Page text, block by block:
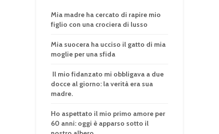
Mia madre ha cercato di rapire mio
figlio con una crociera di lusso
Mia suocera ha ucciso il gatto di mia
moglie per una sfida
Il mio fidanzato mi obbligava a due
docce al giorno: la verità era sua
madre.
Ho aspettato il mio primo amore per
60 anni: oggi è apparso sotto il